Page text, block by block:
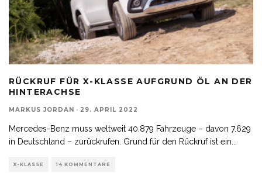
RÜCKRUF FÜR X-KLASSE AUFGRUND ÖL AN DER
HINTERACHSE
MARKUS JORDAN · 29. APRIL 2022
Mercedes-Benz muss weltweit 40.879 Fahrzeuge – davon 7.629
in Deutschland – zurückrufen. Grund für den Rückruf ist ein...
X-KLASSE 14 KOMMENTARE